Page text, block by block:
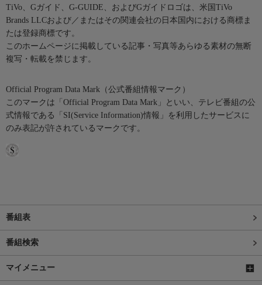
TiVo、Gガイド、G-GUIDE、およびGガイドロゴは、米国TiVo
Brands LLCおよび／またはその関連会社の日本国内における商標ま
たは登録商標です。
このホームページに掲載している記事・写真等あらゆる素材の無断
複写・転載を禁じます。
Official Program Data Mark（公式番組情報マーク）
このマークは「Official Program Data Mark」といい、テレビ番組の公
式情報である「SI(Service Information)情報」を利用したサービスに
のみ表記が許されているマークです。
番組表
番組検索
マイメニュー